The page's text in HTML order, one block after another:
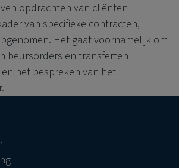
opdrachten van cliënten
van specifieke contracten,
Het gaat voornamelijk om
beursorders en transferten
het bespreken van het